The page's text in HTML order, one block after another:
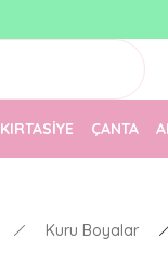
KIRTASİYE ÇANTA
Kuru Boyalar